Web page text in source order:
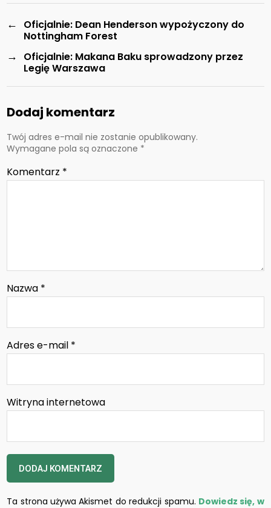
←
Oficjalnie: Dean Henderson wypożyczony do
Nottingham Forest
→
Oficjalnie: Makana Baku sprowadzony przez
Legię Warszawa
Dodaj komentarz
Twój adres e-mail nie zostanie opublikowany.
Wymagane pola są oznaczone *
Komentarz *
Nazwa *
Adres e-mail *
Witryna internetowa
Ta strona używa Akismet do redukcji spamu. Dowiedz się, w